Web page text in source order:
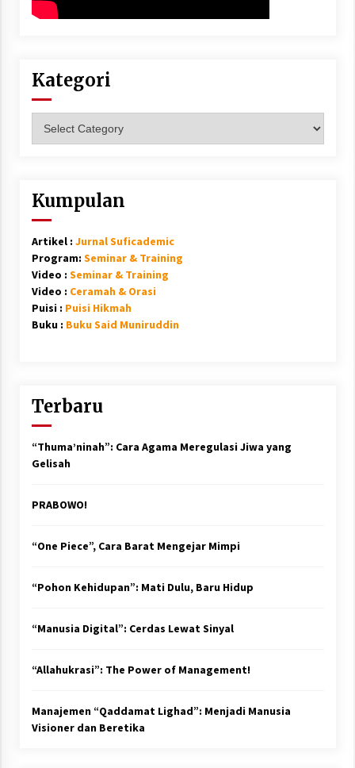
Kategori
Kumpulan
Artikel : Jurnal Suficademic
Program: Seminar & Training
Video : Seminar & Training
Video : Ceramah & Orasi
Puisi : Puisi Hikmah
Buku : Buku Said Muniruddin
Terbaru
“Thuma’ninah”: Cara Agama Meregulasi Jiwa yang
Gelisah
PRABOWO!
“One Piece”, Cara Barat Mengejar Mimpi
“Pohon Kehidupan”: Mati Dulu, Baru Hidup
“Manusia Digital”: Cerdas Lewat Sinyal
“Allahukrasi”: The Power of Management!
Manajemen “Qaddamat Lighad”: Menjadi Manusia
Visioner dan Beretika